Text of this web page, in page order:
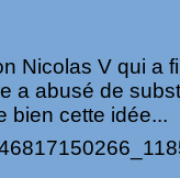
Nicolas V qui a
a abusé de
bien cette idée...